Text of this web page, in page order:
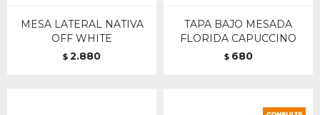
MESA LATERAL NATIVA
OFF WHITE
$ 2.880
TAPA BAJO MESADA
FLORIDA CAPUCCINO
$ 680